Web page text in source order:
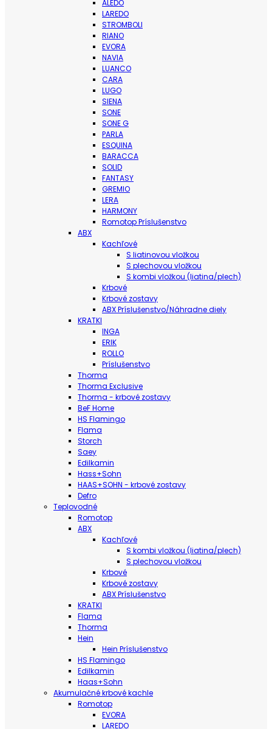
ALEDO
LAREDO
STROMBOLI
RIANO
EVORA
NAVIA
LUANCO
CARA
LUGO
SIENA
SONE
SONE G
PARLA
ESQUINA
BARACCA
SOLID
FANTASY
GREMIO
LERA
HARMONY
Romotop Príslušenstvo
ABX
Kachľové
S liatinovou vložkou
S plechovou vložkou
S kombi vložkou (liatina/plech)
Krbové
Krbové zostavy
ABX Príslušenstvo/Náhradne diely
KRATKI
INGA
ERIK
ROLLO
Príslušenstvo
Thorma
Thorma Exclusive
Thorma - krbové zostavy
BeF Home
HS Flamingo
Flama
Storch
Saey
Edilkamin
Hass+Sohn
HAAS+SOHN - krbové zostavy
Defro
Teplovodné
Romotop
ABX
Kachľové
S kombi vložkou (liatina/plech)
S plechovou vložkou
Krbové
Krbové zostavy
ABX Príslušenstvo
KRATKI
Flama
Thorma
Hein
Hein Príslušenstvo
HS Flamingo
Edilkamin
Haas+Sohn
Akumulačné krbové kachle
Romotop
EVORA
LAREDO